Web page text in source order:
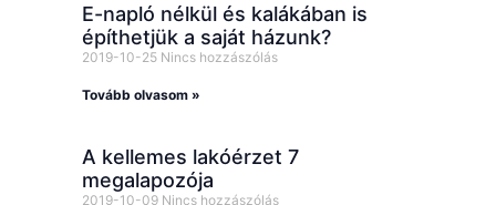
E-napló nélkül és kalákában is
építhetjük a saját házunk?
2019-10-25 Nincs hozzászólás
Tovább olvasom »
A kellemes lakóérzet 7
megalapozója
2019-10-09 Nincs hozzászólás